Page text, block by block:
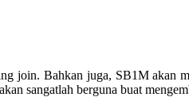
join. Bahkan juga, SB1M akan
sangatlah berguna buat